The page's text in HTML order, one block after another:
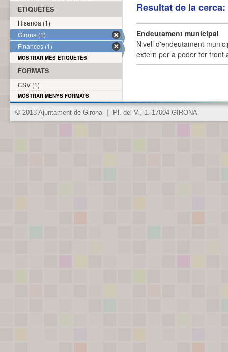
Resultat de la
Endeutament municipal
Nivell d'endeutament
extern per a poder fer front
ETIQUETES
Hisenda (1)
Girona (1)
Finances (1)
MOSTRAR MÉS ETIQUETES
FORMATS
CSV (1)
MOSTRAR MENYS FORMATS
© 2013 Ajuntament de Girona Pl. del Vi, 1. 17004 GIRONA